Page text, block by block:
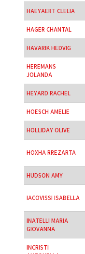
HAEYAERT CLELIA
HAGER CHANTAL
HAVARIK HEDVIG
HEREMANS
JOLANDA
HEYARD RACHEL
HOESCH AMELIE
HOLLIDAY OLIVE
HOXHA RREZARTA
HUDSON AMY
IACOVISSI ISABELLA
INATELLI MARIA
GIOVANNA
INCRISTI